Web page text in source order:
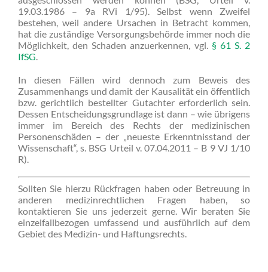
19.03.1986 – 9a RVi 1/95). Selbst wenn Zweifel
bestehen, weil andere Ursachen in Betracht kommen,
hat die zuständige Versorgungsbehörde immer noch die
Möglichkeit, den Schaden anzuerkennen, vgl. § 61 S. 2
IfSG.
In diesen Fällen wird dennoch zum Beweis des
Zusammenhangs und damit der Kausalität ein öffentlich
bzw. gerichtlich bestellter Gutachter erforderlich sein.
Dessen Entscheidungsgrundlage ist dann – wie übrigens
immer im Bereich des Rechts der medizinischen
Personenschäden – der „neueste Erkenntnisstand der
Wissenschaft“, s. BSG Urteil v. 07.04.2011 – B 9 VJ 1/10
R).
Sollten Sie hierzu Rückfragen haben oder Betreuung in
anderen medizinrechtlichen Fragen haben, so
kontaktieren Sie uns jederzeit gerne. Wir beraten Sie
einzelfallbezogen umfassend und ausführlich auf dem
Gebiet des Medizin- und Haftungsrechts.